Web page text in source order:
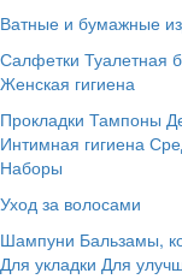
Ватные и бумажные
Салфетки Туалетная
Женская гигиена
Прокладки Тампоны
Интимная гигиена
Наборы
Уход за волосами
Шампуни Бальзамы,
Для укладки Для